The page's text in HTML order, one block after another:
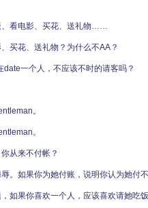
、看电影、买花、送礼物……
买花、送礼物？为什么不AA？
一个人，不应该不时的请客吗？
。
。
从来不付帐？
。如果你为她付账，说明你认为她付
如果你喜欢一个人，应该喜欢请她吃